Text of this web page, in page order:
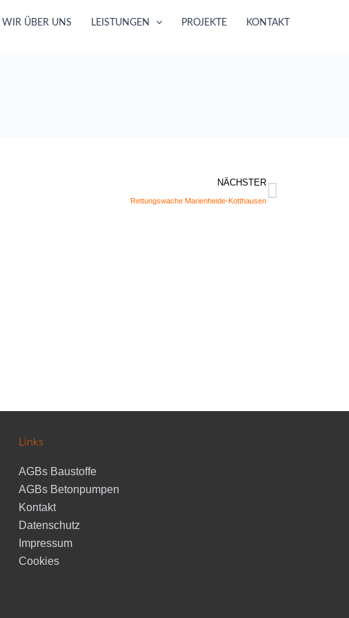
WIR ÜBER UNS LEISTUNGEN PROJEKTE KONTAKT
NÄCHSTER
Rettungswache Marienheide-Kotthausen
Links
AGBs Baustoffe
AGBs Betonpumpen
Kontakt
Datenschutz
Impressum
Cookies